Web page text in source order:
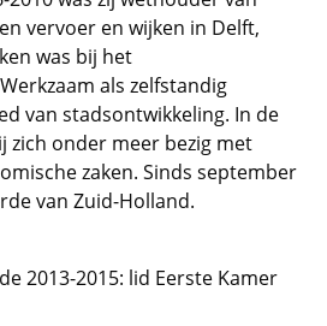
vervoer en wijken in Delft,
was bij het
als zelfstandig
van stadsontwikkeling. In de
zich onder meer bezig met
zaken. Sinds september
van Zuid-Holland.
2013-2015: lid Eerste Kamer